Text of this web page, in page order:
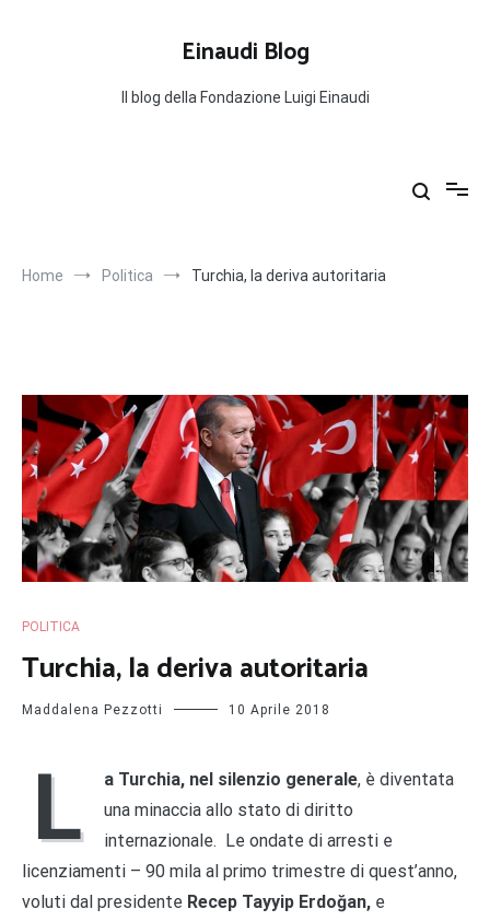
Einaudi Blog
Il blog della Fondazione Luigi Einaudi
Home Politica Turchia, la deriva autoritaria
POLITICA
Turchia, la deriva autoritaria
Maddalena Pezzotti 10 Aprile 2018
L a Turchia, nel silenzio generale, è diventata
una minaccia allo stato di diritto
internazionale. Le ondate di arresti e
licenziamenti – 90 mila al primo trimestre di quest’anno,
voluti dal presidente Recep Tayyip Erdoğan, e